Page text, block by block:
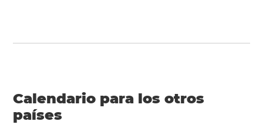
Calendario para los otros
países